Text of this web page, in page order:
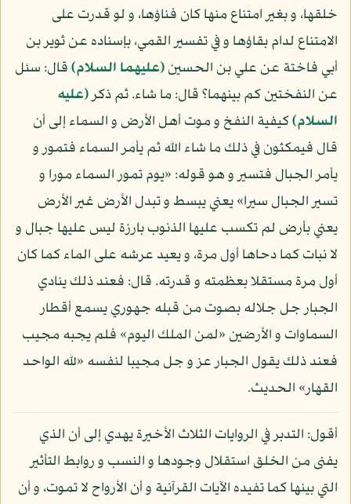
خلقها، و بغير امتناع منها كان فناؤها، و لو قدرت على
الامتناع لدام بقاؤها و في تفسير القمي، بإسناده عن ثوير بن
أبي فاختة عن علي بن الحسين(عليهما السلام)قال: سئل
عن النفختين كم بينهما؟ قال: ما شاء. ثم ذكر(عليه
السلام)كيفية النفخ و موت أهل الأرض و السماء إلى أن
قال فيمكثون في ذلك ما شاء الله ثم يأمر السماء فتمور و
يأمر الجبال فتسير و هو قوله: «يوم تمور السماء مورا و
تسير الجبال سيرا» يعني يبسط و تبدل الأرض غير الأرض
يعني بأرض لم تكسب عليها الذنوب بارزة ليس عليها جبال و
لا نبات كما دحاها أول مرة، و يعيد عرشه على الماء كما كان
أول مرة مستقلا بعظمته و قدرته. قال: فعند ذلك ينادي
الجبار جل جلاله بصوت من قبله جهوري يسمع أقطار
السماوات و الأرضين «لمن الملك اليوم» فلم يجبه مجيب
فعند ذلك يقول الجبار عز و جل مجيبا لنفسه «لله الواحد
القهار» الحديث.
أقول: التدبر في الروايات الثلاث الأخيرة يهدي إلى أن الذي
يفنى من الخلق استقلال وجودها و النسب و روابط التأثير
التي بينها كما تفيده الآيات القرآنية و أن الأرواح لا تموت، و أن